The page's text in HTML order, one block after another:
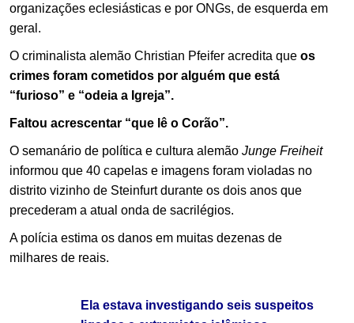
organizações eclesiásticas e por ONGs, de esquerda em
geral.
O criminalista alemão Christian Pfeifer acredita que os
crimes foram cometidos por alguém que está
“furioso” e “odeia a Igreja”.
Faltou acrescentar “que lê o Corão”.
O semanário de política e cultura alemão Junge Freiheit
informou que 40 capelas e imagens foram violadas no
distrito vizinho de Steinfurt durante os dois anos que
precederam a atual onda de sacrilégios.
A polícia estima os danos em muitas dezenas de
milhares de reais.
Ela estava investigando seis suspeitos